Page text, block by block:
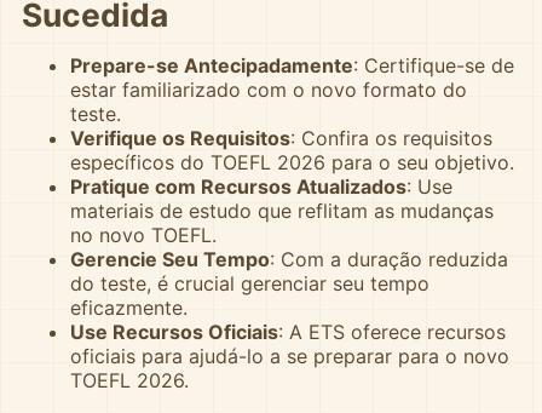
Sucedida
Prepare-se Antecipadamente: Certifique-se de
estar familiarizado com o novo formato do
teste.
Verifique os Requisitos: Confira os requisitos
específicos do TOEFL 2026 para o seu objetivo.
Pratique com Recursos Atualizados: Use
materiais de estudo que reflitam as mudanças
no novo TOEFL.
Gerencie Seu Tempo: Com a duração reduzida
do teste, é crucial gerenciar seu tempo
eficazmente.
Use Recursos Oficiais: A ETS oferece recursos
oficiais para ajudá-lo a se preparar para o novo
TOEFL 2026.